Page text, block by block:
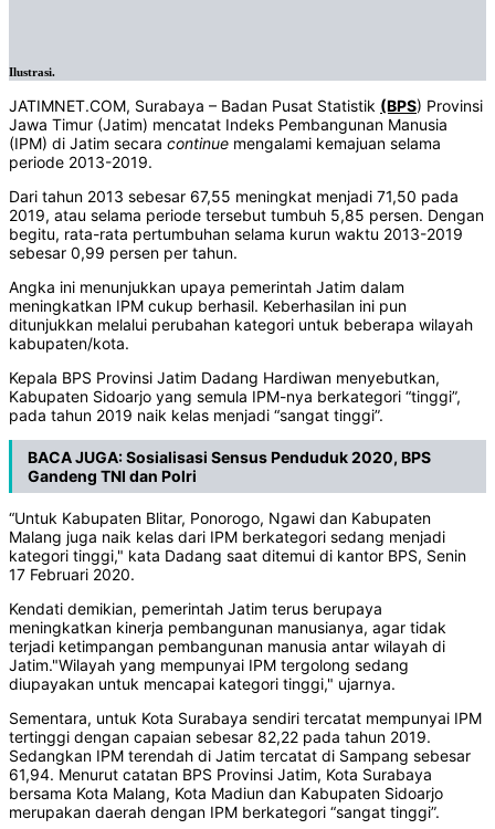
Ilustrasi.
JATIMNET.COM, Surabaya – Badan Pusat Statistik (BPS) Provinsi
Jawa Timur (Jatim) mencatat Indeks Pembangunan Manusia
(IPM) di Jatim secara continue mengalami kemajuan selama
periode 2013-2019.
Dari tahun 2013 sebesar 67,55 meningkat menjadi 71,50 pada
2019, atau selama periode tersebut tumbuh 5,85 persen. Dengan
begitu, rata-rata pertumbuhan selama kurun waktu 2013-2019
sebesar 0,99 persen per tahun.
Angka ini menunjukkan upaya pemerintah Jatim dalam
meningkatkan IPM cukup berhasil. Keberhasilan ini pun
ditunjukkan melalui perubahan kategori untuk beberapa wilayah
kabupaten/kota.
Kepala BPS Provinsi Jatim Dadang Hardiwan menyebutkan,
Kabupaten Sidoarjo yang semula IPM-nya berkategori “tinggi”,
pada tahun 2019 naik kelas menjadi “sangat tinggi”.
BACA JUGA:Sosialisasi Sensus Penduduk 2020, BPS
Gandeng TNI dan Polri
“Untuk Kabupaten Blitar, Ponorogo, Ngawi dan Kabupaten
Malang juga naik kelas dari IPM berkategori sedang menjadi
kategori tinggi," kata Dadang saat ditemui di kantor BPS, Senin
17 Februari 2020.
Kendati demikian, pemerintah Jatim terus berupaya
meningkatkan kinerja pembangunan manusianya, agar tidak
terjadi ketimpangan pembangunan manusia antar wilayah di
Jatim."Wilayah yang mempunyai IPM tergolong sedang
diupayakan untuk mencapai kategori tinggi," ujarnya.
Sementara, untuk Kota Surabaya sendiri tercatat mempunyai IPM
tertinggi dengan capaian sebesar 82,22 pada tahun 2019.
Sedangkan IPM terendah di Jatim tercatat di Sampang sebesar
61,94. Menurut catatan BPS Provinsi Jatim, Kota Surabaya
bersama Kota Malang, Kota Madiun dan Kabupaten Sidoarjo
merupakan daerah dengan IPM berkategori “sangat tinggi”.